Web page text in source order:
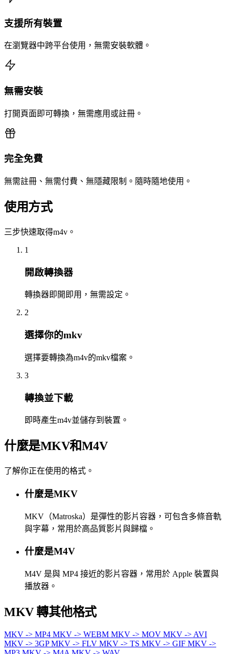
支援所有裝置
在瀏覽器中跨平台使用，無需安裝軟體。
無需安裝
打開頁面即可轉換，無需應用或註冊。
完全免費
無需註冊、無需付費、無隱藏限制。隨時隨地使用。
使用方式
三步快速取得m4v。
1
開啟轉換器
轉換器即開即用，無需設定。
2
選擇你的mkv
選擇要轉換為m4v的mkv檔案。
3
轉換並下載
即時產生m4v並儲存到裝置。
什麼是MKV和M4V
了解你正在使用的格式。
什麼是MKV
MKV（Matroska）是彈性的影片容器，可包含多條音軌
與字幕，常用於高品質影片與歸檔。
什麼是M4V
M4V 是與 MP4 接近的影片容器，常用於 Apple 裝置與
播放器。
MKV 轉其他格式
MKV -> MP4 MKV -> WEBM MKV -> MOV MKV -> AVI
MKV -> 3GPMKV -> FLV MKV -> TS MKV -> GIF MKV ->